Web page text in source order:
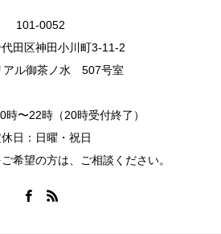
101-0052
田区神田小川町3-11-2
アル御茶ノ水 507号室
時〜22時（20時受付終了）
休日：日曜・祝日
希望の方は、ご相談ください。